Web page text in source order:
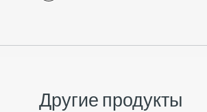
Другие продукты